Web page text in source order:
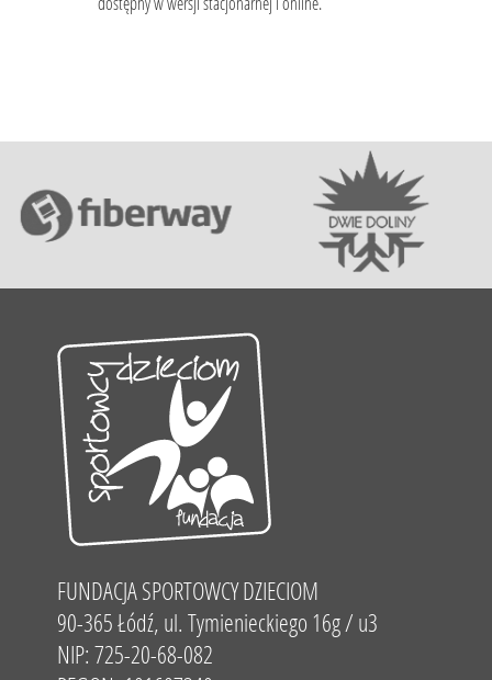
FUNDACJA SPORTOWCY DZIECIOM
90-365 Łódź, ul. Tymienieckiego 16g / u3
NIP: 725-20-68-082